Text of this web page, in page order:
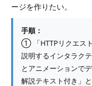
ージを作りたい。
手順：
① 「HTTPリクエス
説明するインタラク
とアニメーションで
解説テキスト付き」